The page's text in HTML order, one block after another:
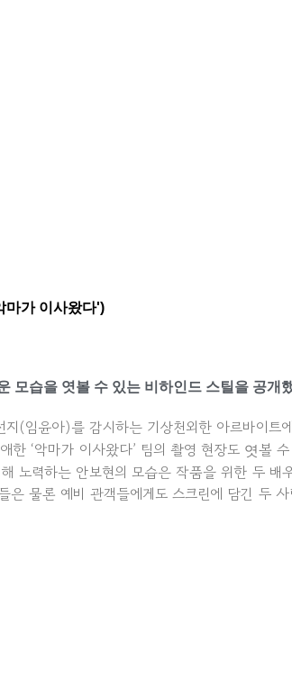
마가 이사왔다')
모습을 엿볼 수 있는 비하인드 스틸을 공개
(임윤아)를 감시하는 기상천외한 아르바이
한 ‘악마가 이사왔다’ 팀의 촬영 현장도 엿
노력하는 안보현의 모습은 작품을 위한 두
은 물론 예비 관객들에게도 스크린에 담긴 두